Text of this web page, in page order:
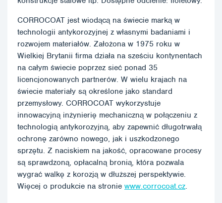
CORROCOAT jest wiodącą na świecie marką w
technologii antykorozyjnej z własnymi badaniami i
rozwojem materiałów. Założona w 1975 roku w
Wielkiej Brytanii firma działa na sześciu kontynentach
na całym świecie poprzez sieć ponad 35
licencjonowanych partnerów. W wielu krajach na
świecie materiały są określone jako standard
przemysłowy. CORROCOAT wykorzystuje
innowacyjną inżynierię mechaniczną w połączeniu z
technologią antykorozyjną, aby zapewnić długotrwałą
ochronę zarówno nowego, jak i uszkodzonego
sprzętu. Z naciskiem na jakość, opracowane procesy
są sprawdzoną, opłacalną bronią, która pozwala
wygrać walkę z korozją w dłuższej perspektywie.
Więcej o produkcie na stronie www.corrocoat.cz.